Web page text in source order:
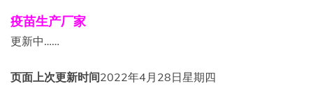
疫苗生产厂家
更新中……
页面上次更新时间2022年4月28日星期四